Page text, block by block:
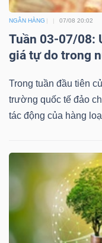
NGÂN HÀNG 07/08 20:02
Tuần 03-07/08:
giá tự do trong
Trong tuần đầu tiên
trường quốc tế đảo
tác động của hàng
Truyền
thông
tài
tài